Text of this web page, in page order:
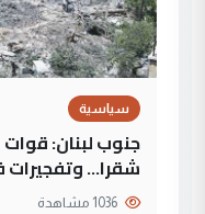
سياسية
جنوب لبنان: قوات
شقرا… وتفجيرات